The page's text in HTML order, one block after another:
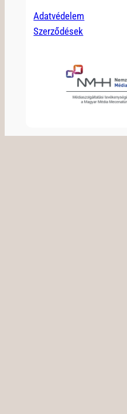
Adatvédelem
Szerződések